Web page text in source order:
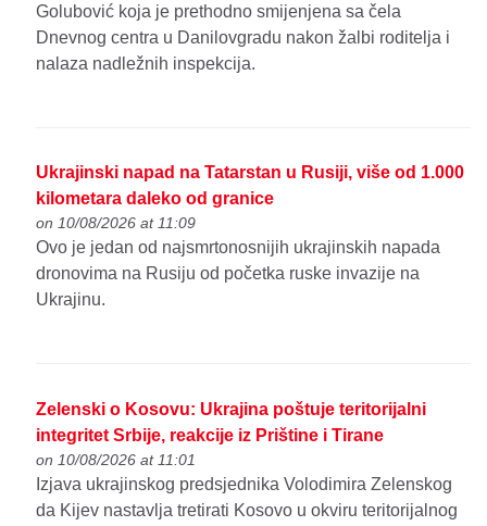
Golubović koja je prethodno smijenjena sa čela
Dnevnog centra u Danilovgradu nakon žalbi roditelja i
nalaza nadležnih inspekcija.
Ukrajinski napad na Tatarstan u Rusiji, više od 1.000
kilometara daleko od granice
on 10/08/2026 at 11:09
Ovo je jedan od najsmrtonosnijih ukrajinskih napada
dronovima na Rusiju od početka ruske invazije na
Ukrajinu.
Zelenski o Kosovu: Ukrajina poštuje teritorijalni
integritet Srbije, reakcije iz Prištine i Tirane
on 10/08/2026 at 11:01
Izjava ukrajinskog predsjednika Volodimira Zelenskog
da Kijev nastavlja tretirati Kosovo u okviru teritorijalnog